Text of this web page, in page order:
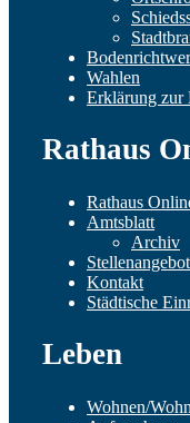
Wahlen
Erklärung zur
Rathaus
Rathaus
Amtsblatt
Archiv
Kontakt
Städtische
Leben
Wohnen/